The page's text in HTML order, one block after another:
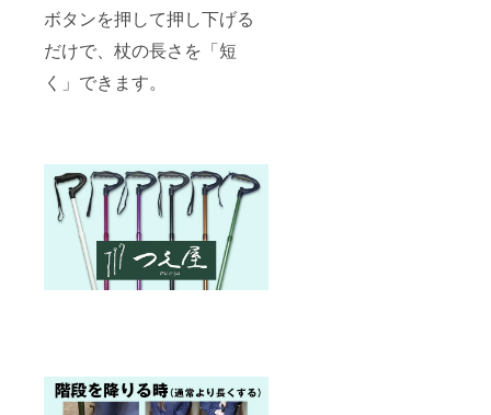
ボタンを押して押し下げる
だけで、杖の長さを「短
く」できます。